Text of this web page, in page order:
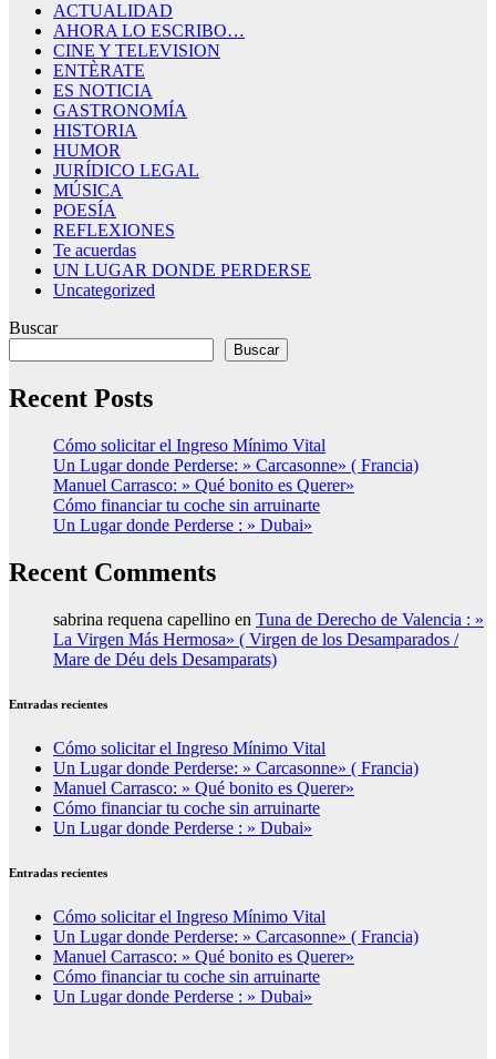
ACTUALIDAD
AHORA LO ESCRIBO…
CINE Y TELEVISION
ENTÈRATE
ES NOTICIA
GASTRONOMÍA
HISTORIA
HUMOR
JURÍDICO LEGAL
MÚSICA
POESÍA
REFLEXIONES
Te acuerdas
UN LUGAR DONDE PERDERSE
Uncategorized
Buscar
Buscar
Recent Posts
Cómo solicitar el Ingreso Mínimo Vital
Un Lugar donde Perderse: » Carcasonne» ( Francia)
Manuel Carrasco: » Qué bonito es Querer»
Cómo financiar tu coche sin arruinarte
Un Lugar donde Perderse : » Dubai»
Recent Comments
sabrina requena capellino en Tuna de Derecho de Valencia : »
La Virgen Más Hermosa» ( Virgen de los Desamparados /
Mare de Déu dels Desamparats)
Entradas recientes
Cómo solicitar el Ingreso Mínimo Vital
Un Lugar donde Perderse: » Carcasonne» ( Francia)
Manuel Carrasco: » Qué bonito es Querer»
Cómo financiar tu coche sin arruinarte
Un Lugar donde Perderse : » Dubai»
Entradas recientes
Cómo solicitar el Ingreso Mínimo Vital
Un Lugar donde Perderse: » Carcasonne» ( Francia)
Manuel Carrasco: » Qué bonito es Querer»
Cómo financiar tu coche sin arruinarte
Un Lugar donde Perderse : » Dubai»